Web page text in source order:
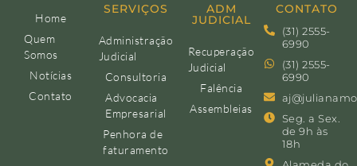
Home
Quem
Somos
Notícias
Contato
SERVIÇOS
Administração
Judicial
Consultoria
Advocacia
Empresarial
Penhora de
faturamento
ADM
JUDICIAL
Recuperação
Judicial
Falência
Assembleias
CONTATO
(31) 2555-
6990
(31) 2555-
6990
Seg. a Sex.
de 9h às
18h